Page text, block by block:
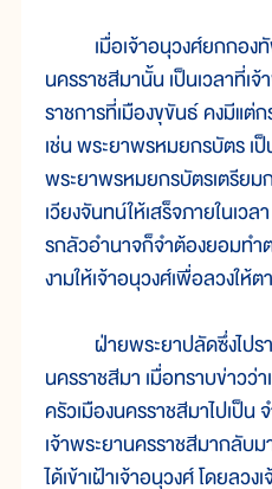
เมื่อเจ้าอนุวงศ์ยกกองทั
นครราชสีมานั้น เป็นเวลาที่เ
ราชการที่เมืองขุขันธ์ คงมีแต่
เช่น พระยาพรหมยกรบัตร เ
พระยาพรหมยกรบัตรเตรียม
เวียงจันทน์ให้เสร็จภายในเ
รกลัวอำนาจก็จำต้องยอมทำ
งามให้เจ้าอนุวงศ์เพื่อลวงให้ต
ฝ่ายพระยาปลัดซึ่งไปรา
นครราชสีมา เมื่อทราบข่าวว่
ครัวเมืองนครราชสีมาไปเป็
เจ้าพระยานครราชสีมากลับ
ได้เข้าเฝ้าเจ้าอนุวงศ์ โดยลวง